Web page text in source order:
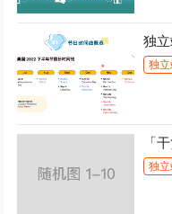
独
独
「
独